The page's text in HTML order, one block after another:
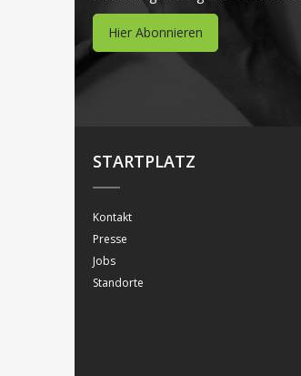
Hier Abonnieren
STARTPLATZ
Kontakt
Presse
Jobs
Standorte